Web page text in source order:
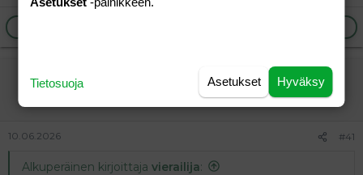
vierailija
Vieras
10.06.2026 #41
Alkuperäinen kirjoittaja vierailija:
Hyväksy
Asetukset
Tietosuoja